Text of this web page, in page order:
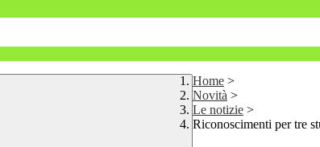
Home >
Novità >
Le notizie >
Riconoscimenti per tre